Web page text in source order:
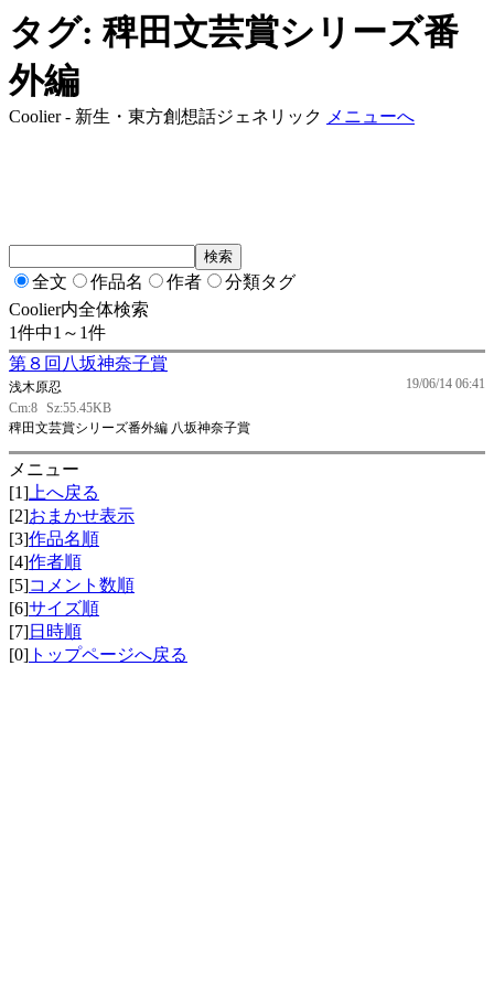
タグ: 稗田文芸賞シリーズ番
外編
Coolier - 新生・東方創想話ジェネリック メニューへ
全文 作品名 作者
分類タグ
Coolier内全体検索
1件中1～1件
第８回八坂神奈子賞
19/06/14 06:41
浅木原忍
Cm:8 Sz:55.45KB
稗田文芸賞シリーズ番外編 八坂神奈子賞
メニュー
[1] 上へ戻る
[2]おまかせ表示
[3]作品名順
[4]作者順
[5]コメント数順
[6]サイズ順
[7]日時順
[0] トップページへ戻る